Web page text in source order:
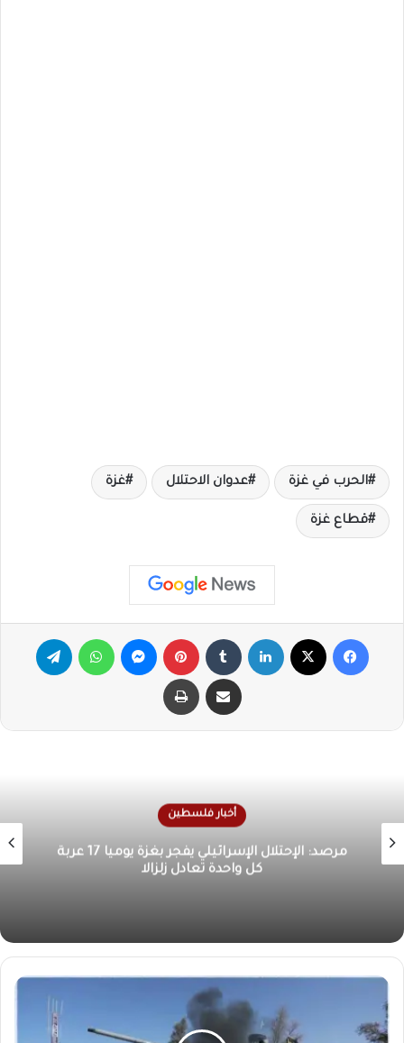
الحرب في غزة عدوان الاحتلال غزة
قطاع غزة
أخبار فلسطين
الأونروا تحذر من كارثة إنسانية في غزة بسبب تدهور
الوضع الصحي والمعيشي